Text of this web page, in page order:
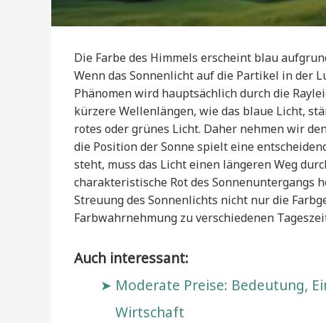
Die Farbe des Himmels erscheint blau
Wenn das Sonnenlicht auf die Partikel in der
Phänomen wird hauptsächlich durch die
kürzere Wellenlängen, wie das blaue Licht,
rotes oder grünes Licht. Daher nehmen wir
die Position der Sonne spielt eine
steht, muss das Licht einen längeren Weg
charakteristische Rot des Sonnenuntergangs
Streuung des Sonnenlichts nicht nur die
Farbwahrnehmung zu verschiedenen
Auch interessant:
Moderate Preise: Bedeutung,
Wirtschaft